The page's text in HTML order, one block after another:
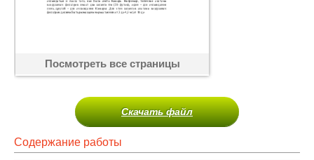
Посмотреть все страницы
Скачать файл
Содержание работы